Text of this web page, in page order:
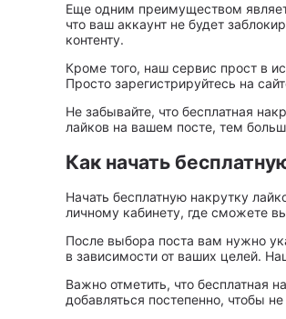
Еще одним преимуществом
что ваш аккаунт не будет
контенту.
Кроме того, наш сервис прост в
Просто зарегистрируйтесь на
Не забывайте, что бесплатная
лайков на вашем посте, тем
Как начать
Начать бесплатную накрутку
личному кабинету, где сможете
После выбора поста вам нужно
в зависимости от ваших целей.
Важно отметить, что бесплатная
добавляться постепенно, чтобы